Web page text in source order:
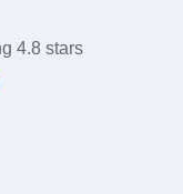
4.8 stars